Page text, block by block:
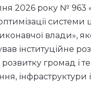
2026 року № 963
системи
влади»,
інституційне
громад і
інфраструктури